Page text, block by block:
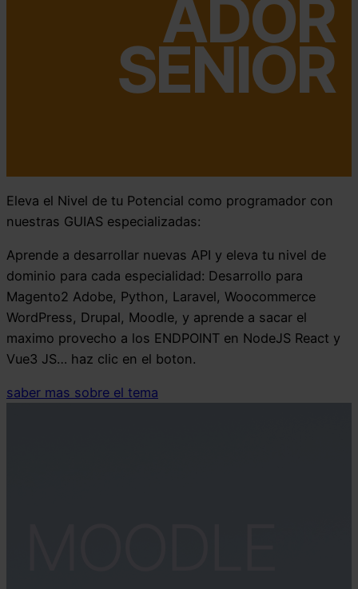
ADOR
SENIOR
Eleva el Nivel de tu Potencial como programador con
nuestras GUIAS especializadas:
Aprende a desarrollar nuevas API y eleva tu nivel de
dominio para cada especialidad: Desarrollo para
Magento2 Adobe, Python, Laravel, Woocommerce
WordPress, Drupal, Moodle, y aprende a sacar el
maximo provecho a los ENDPOINT en NodeJS React y
Vue3 JS… haz clic en el boton.
saber mas sobre el tema